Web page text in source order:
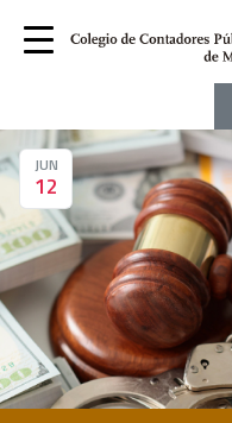
JUN
12